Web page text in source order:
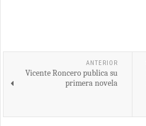
ANTERIOR
Vicente Roncero publica su
primera novela